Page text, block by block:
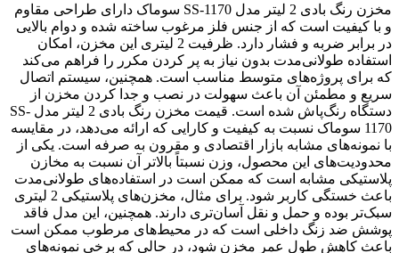
مخزن رنگ بادی 2 لیتر مدل SS-1170 سوماک دارای طراحی مقاوم
و با کیفیت است که از جنس فلز مرغوب ساخته شده و دوام بالایی
در برابر ضربه و فشار دارد. ظرفیت 2 لیتری این مخزن، امکان
استفاده طولانی‌مدت بدون نیاز به پر کردن مکرر را فراهم می‌کند
که برای پروژه‌های متوسط مناسب است. همچنین، سیستم اتصال
سریع و مطمئن آن باعث سهولت در نصب و جدا کردن مخزن از
دستگاه رنگ‌پاش شده است. قیمت مخزن رنگ بادی 2 لیتر مدل SS-
1170 سوماک نسبت به کیفیت و کارایی که ارائه می‌دهد، در مقایسه
با نمونه‌های مشابه بازار اقتصادی و مقرون به صرفه است. یکی از
محدودیت‌های این محصول، وزن نسبتاً بالاتر آن نسبت به مخازن
پلاستیکی مشابه است که ممکن است در استفاده‌های طولانی‌مدت
باعث خستگی کاربر شود. برای مثال، مخزن‌های پلاستیکی 2 لیتری
سبک‌تر بوده و حمل و نقل آسان‌تری دارند. همچنین، این مدل فاقد
پوشش ضد زنگ داخلی است که در محیط‌های مرطوب ممکن است
باعث کاهش طول عمر مخزن شود، در حالی که برخی نمونه‌های